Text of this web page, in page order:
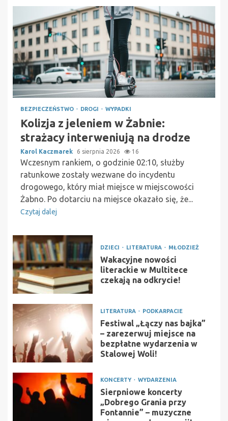
BEZPIECZEŃSTWO DROGI WYPADKI
Kolizja z jeleniem w Żabnie:
strażacy interweniują na drodze
Karol Kaczmarek 6 sierpnia 2026 16
Wczesnym rankiem, o godzinie 02:10, służby
ratunkowe zostały wezwane do incydentu
drogowego, który miał miejsce w miejscowości
Żabno. Po dotarciu na miejsce okazało się, że...
Czytaj dalej
DZIECI LITERATURA MŁODZIEŻ
Wakacyjne nowości
literackie w Multitece
czekają na odkrycie!
LITERATURA PODKARPACIE
Festiwal „Łączy nas bajka”
– zarezerwuj miejsce na
bezpłatne wydarzenia w
Stalowej Woli!
KONCERTY WYDARZENIA
Sierpniowe koncerty
„Dobrego Grania przy
Fontannie” – muzyczne